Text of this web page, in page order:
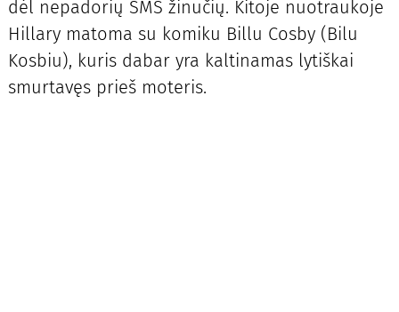
dėl nepadorių SMS žinučių. Kitoje nuotraukoje
Hillary matoma su komiku Billu Cosby (Bilu
Kosbiu), kuris dabar yra kaltinamas lytiškai
smurtavęs prieš moteris.